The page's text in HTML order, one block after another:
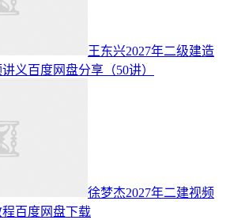
王东兴2027年二级建造
义百度网盘分享（50讲）
徐梦杰2027年二建视频
百度网盘下载